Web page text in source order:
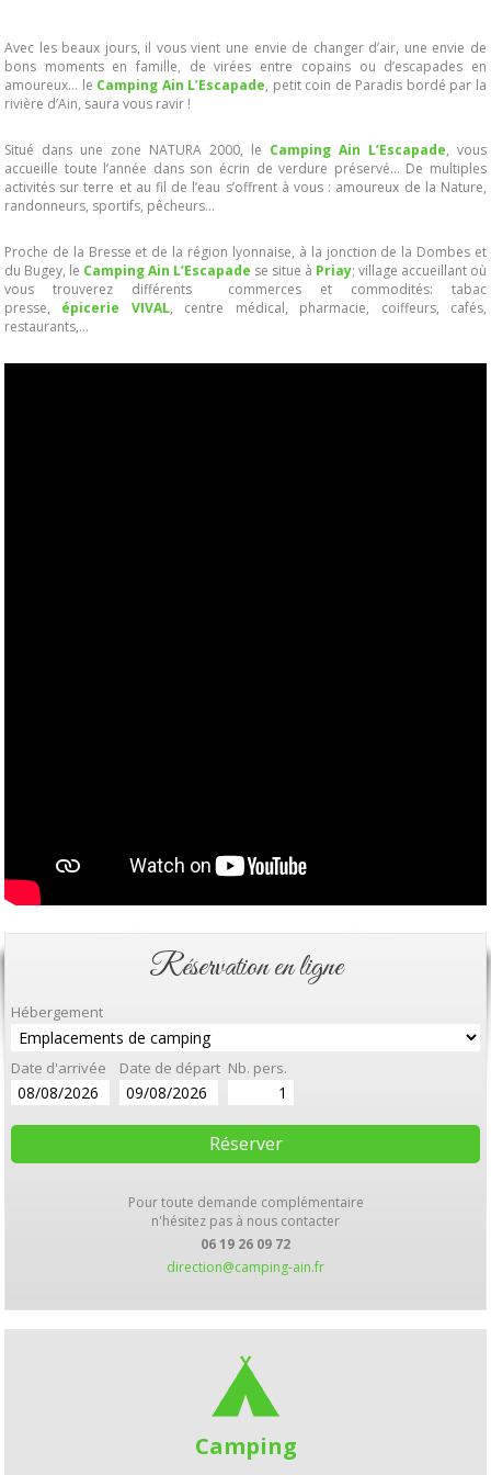
Avec les beaux jours, il vous vient une envie de changer d’air, une envie de
bons moments en famille, de virées entre copains ou d’escapades en
amoureux… le Camping Ain L’Escapade, petit coin de Paradis bordé par la
rivière d’Ain, saura vous ravir !
Situé dans une zone NATURA 2000, le Camping Ain L’Escapade, vous
accueille toute l’année dans son écrin de verdure préservé… De multiples
activités sur terre et au fil de l’eau s’offrent à vous : amoureux de la Nature,
randonneurs, sportifs, pêcheurs…
Proche de la Bresse et de la région lyonnaise, à la jonction de la Dombes et
du Bugey, le Camping Ain L’Escapade se situe à Priay; village accueillant où
vous trouverez différents commerces et commodités: tabac
presse, épicerie VIVAL, centre médical, pharmacie, coiffeurs, cafés,
restaurants,…
Réservation en ligne
Hébergement
Date d'arrivée Date de départ Nb. pers.
Pour toute demande complémentaire
n'hésitez pas à nous contacter
06 19 26 09 72
direction@camping-ain.fr
Camping